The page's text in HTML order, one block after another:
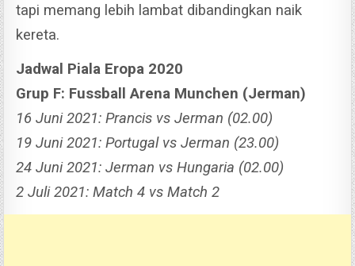
tapi memang lebih lambat dibandingkan naik
kereta.
Jadwal Piala Eropa 2020
Grup F: Fussball Arena Munchen (Jerman)
16 Juni 2021: Prancis vs Jerman (02.00)
19 Juni 2021: Portugal vs Jerman (23.00)
24 Juni 2021: Jerman vs Hungaria (02.00)
2 Juli 2021: Match 4 vs Match 2